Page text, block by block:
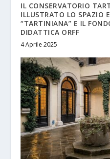
IL CONSERVATORIO
ILLUSTRATO LO SPAZIO
“TARTINIANA” E IL
DIDATTICA ORFF
4 Aprile 2025